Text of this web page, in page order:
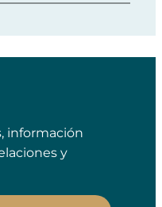
información
y